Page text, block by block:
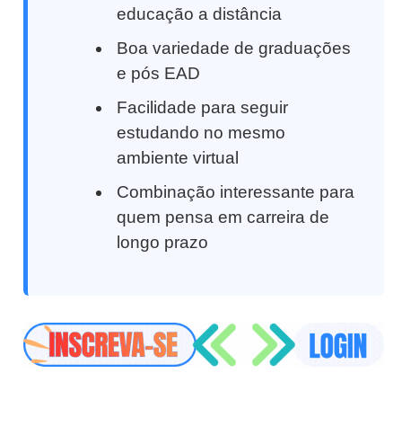
educação a distância
Boa variedade de graduações
e pós EAD
Facilidade para seguir
estudando no mesmo
ambiente virtual
Combinação interessante para
quem pensa em carreira de
longo prazo